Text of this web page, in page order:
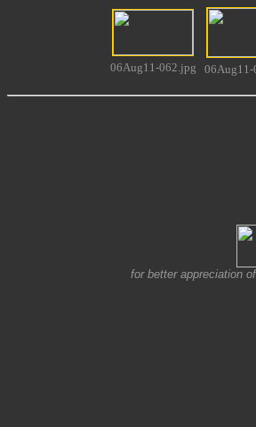
06Aug11-062.jpg 06Aug11-
for better appreciation